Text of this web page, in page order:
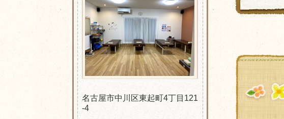
名古屋市中川区東起町4丁目121
-4